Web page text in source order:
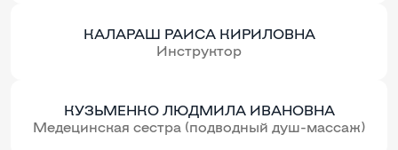
КАЛАРАШ РАИСА КИРИЛОВНА
Инструктор
КУЗЬМЕНКО ЛЮДМИЛА ИВАНОВНА
Медецинская сестра (подводный душ-массаж)